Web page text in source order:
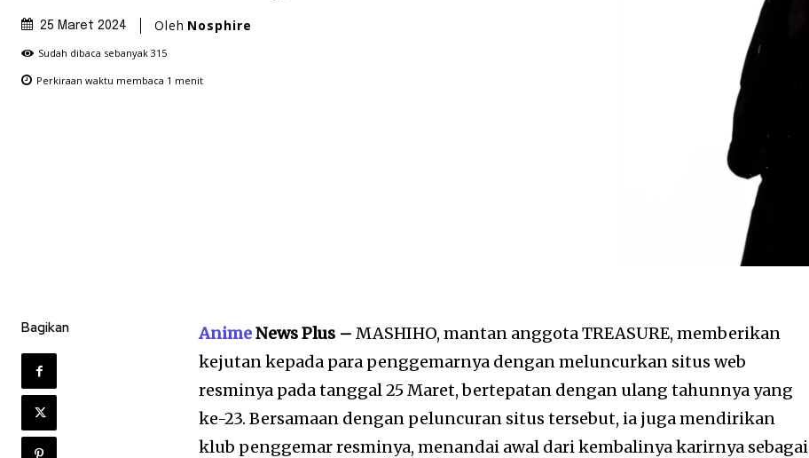
25 Maret 2024 Oleh Nosphire
Sudah dibaca sebanyak 315
Perkiraan waktu membaca 1 menit
Bagikan AnimeNews Plus –MASHIHO, mantan anggota TREASURE, memberikan
kejutan kepada para penggemarnya dengan meluncurkan situs web
resminya pada tanggal 25 Maret, bertepatan dengan ulang tahunnya yang
ke-23. Bersamaan dengan peluncuran situs tersebut, ia juga mendirikan
klub penggemar resminya, menandai awal dari kembalinya karirnya sebagai